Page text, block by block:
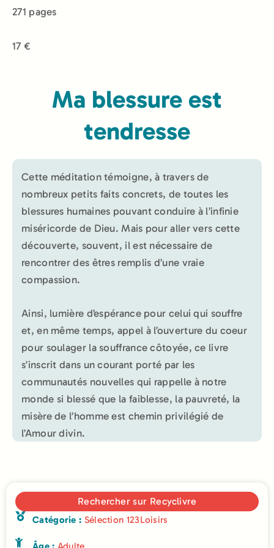
271 pages
17 €
Ma blessure est
tendresse
Cette méditation témoigne, à travers de
nombreux petits faits concrets, de toutes les
blessures humaines pouvant conduire à l’infinie
miséricorde de Dieu. Mais pour aller vers cette
découverte, souvent, il est nécessaire de
rencontrer des êtres remplis d’une vraie
compassion.
Ainsi, lumière d’espérance pour celui qui souffre
et, en même temps, appel à l’ouverture du coeur
pour soulager la souffrance côtoyée, ce livre
s’inscrit dans un courant porté par les
communautés nouvelles qui rappelle à notre
monde si blessé que la faiblesse, la pauvreté, la
misère de l’homme est chemin privilégié de
l’Amour divin.
Rechercher sur Recyclivre
Catégorie : Sélection 123Loisirs